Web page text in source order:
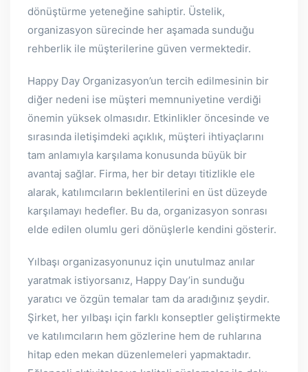
dönüştürme yeteneğine sahiptir. Üstelik,
organizasyon sürecinde her aşamada sunduğu
rehberlik ile müşterilerine güven vermektedir.
Happy Day Organizasyon’un tercih edilmesinin bir
diğer nedeni ise müşteri memnuniyetine verdiği
önemin yüksek olmasıdır. Etkinlikler öncesinde ve
sırasında iletişimdeki açıklık, müşteri ihtiyaçlarını
tam anlamıyla karşılama konusunda büyük bir
avantaj sağlar. Firma, her bir detayı titizlikle ele
alarak, katılımcıların beklentilerini en üst düzeyde
karşılamayı hedefler. Bu da, organizasyon sonrası
elde edilen olumlu geri dönüşlerle kendini gösterir.
Yılbaşı organizasyonunuz için unutulmaz anılar
yaratmak istiyorsanız, Happy Day’in sunduğu
yaratıcı ve özgün temalar tam da aradığınız şeydir.
Şirket, her yılbaşı için farklı konseptler geliştirmekte
ve katılımcıların hem gözlerine hem de ruhlarına
hitap eden mekan düzenlemeleri yapmaktadır.